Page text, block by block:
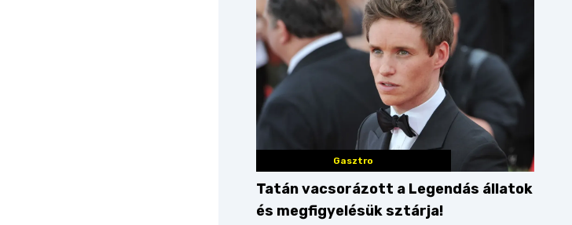
Gasztro
Tatán vacsorázott a Legendás állatok
és megfigyelésük sztárja!